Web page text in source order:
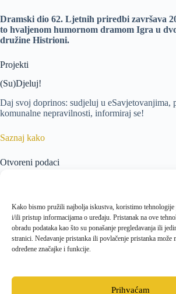
Kako bismo pružili najbolja iskustva, koristimo tehnologije
i/ili pristup informacijama o uređaju. Pristanak na ove
obradu podataka kao što su ponašanje pregledavanja ili
stranici. Nedavanje pristanka ili povlačenje pristanka može
određene značajke i funkcije.
Prihvaćam
Dramski dio 62. Ljetnih priredbi završava
to hvaljenom humornom dramom Igra u
družine Histrioni.
Projekti
(Su)Djeluj!
Daj svoj doprinos: sudjeluj u eSavjetovanjima,
komunalne nepravilnosti, informiraj se!
Saznaj kako
Otvoreni podaci
otvorenih podataka javnog sektora.
Više
Istražimo grad